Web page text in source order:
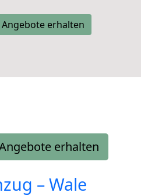
erhalten
erhalten
–Wale